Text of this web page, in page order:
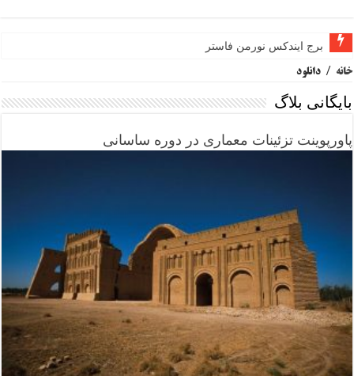
برج ایندکس نورمن فاستر
خانه / دانلود
بایگانی بلاگ
پاورپوینت تزئینات معماری در دوره ساسانی